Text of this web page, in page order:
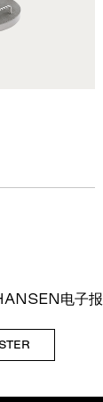
电子报